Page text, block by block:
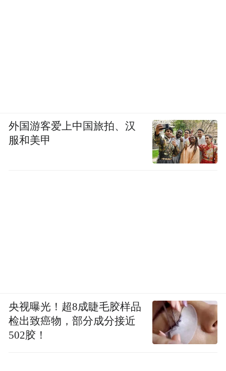
外国游客爱上中国旅拍、汉
服和美甲
央视曝光！超8成睫毛胶样品
检出致癌物，部分成分接近
502胶！